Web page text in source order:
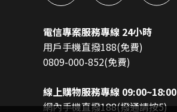
電信專案服務專線 24小時
用戶手機直撥188(免費)
0809-000-852(免費)
線上購物服務專線 09:00~18:00
網內手機直撥188(撥通請按5)